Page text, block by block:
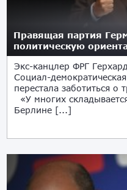
Правящая партия
политическую
Экс-канцлер ФРГ
Социал-
перестала заботиться о
«У многих
Берлине [...]